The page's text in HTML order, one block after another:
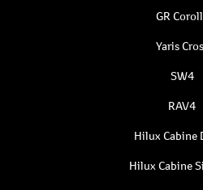
GR
Yaris
SW4
RAV4
Hilux Cabine
Hilux Cabine